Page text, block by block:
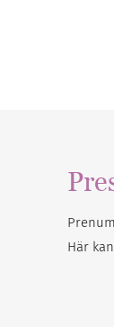
Här